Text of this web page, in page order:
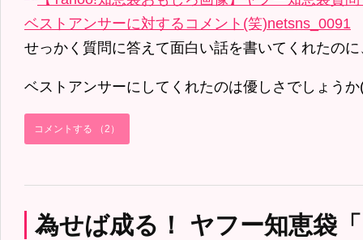
せっかく質問に答えて面白い話を書いてくれたの
ベストアンサーにしてくれたのは優しさでしょうか
コメントする （2）
為せば成る！ ヤフー知恵袋